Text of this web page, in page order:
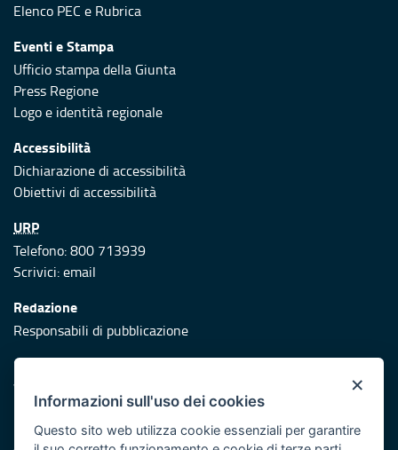
Elenco PEC e Rubrica
Eventi e Stampa
Ufficio stampa della Giunta
Press Regione
Logo e identità regionale
Accessibilità
Dichiarazione di accessibilità
Obiettivi di accessibilità
URP
Telefono: 800 713939
Scrivici:email
Redazione
Responsabili di pubblicazione
Protezione civile
Vai al sito di Protezione Civile Puglia
Iniziativa finanziata con risorse del POR Puglia 2014/2020 -
Asse XI
×
Informazioni sull'uso dei cookies
Questo sito web utilizza cookie essenziali per garantire